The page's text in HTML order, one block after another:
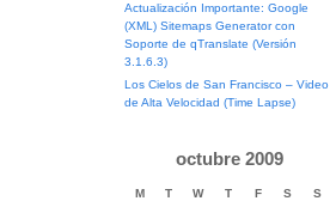
Actualización Importante: Google
(XML) Sitemaps Generator con
Soporte de qTranslate (Versión
3.1.6.3)
Los Cielos de San Francisco – Video
de Alta Velocidad (Time Lapse)
octubre 2009
M T W T F S
S